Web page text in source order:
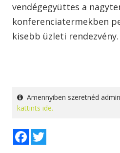
vendégegyüttes a
konferenciatermekben
kisebb üzleti rendezvény.
Amennyiben szeretnéd
kattints ide.
Facebook